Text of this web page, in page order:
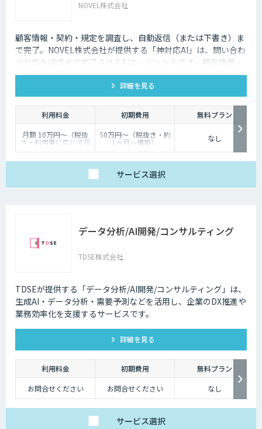
を自動化できるため、従業員は他の業務へ力を注ぐことが可能になりま
・気軽に問い合わせできる
問い合わせの窓口が電話やメールのみの場合、問い合わせというアクショ
その点、チャットボットであれば普段の友人とのチャットと同じ感覚で質
め、ユーザーもより気軽に問い合わせを行うことができるのです。
チャットボットは多種多様な業界で導入されており、様々なメリットをも
たらす存在です。近年は人手不足が深刻化しているため、多くの企業にと
ってチャットボットを活用して業務効率化するべく導入が進んでおりま
NOVEL株式会社
顧客情報・契約・規定を調査し、自動返信（または下書き）ま
で完了。NOVEL株式会社が提供する「神対応AI」は、問い合わ
せ対応を送信まで完了させるAIエージェントです。顧客情報・
契約・規定を突き合わせて回答を数十秒で作成し、自動送信か
下書き止めかを選べます。
詳細を見る
利用料金 初期費用
無料プラン
月額 10万円〜（税抜
き・利用量に応じて見
積り）
50万円〜（税抜き・約
1ヶ月〜構築） なし
サービス選択
データ分析/AI開発/コンサルティング
TDSE株式会社
TDSEが提供する「データ分析/AI開発/コンサルティング」は、
生成AI・データ分析・需要予測などを活用し、企業のDX推進や
業務効率化を支援するサービスです。
詳細を見る
利用料金 初期費用
無料プラン
お問合せください
お問合せください なし
サービス選択